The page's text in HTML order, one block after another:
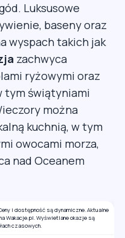
Luksusowe
baseny oraz
wyspach takich jak
zachwyca
ryżowymi oraz
tym świątyniami
można
kuchnią, w tym
owocami morza,
nad Oceanem
i dostępność są dynamiczne. Aktualne
Wakacje.pl. Wyświetlane okazje są
czasowych.